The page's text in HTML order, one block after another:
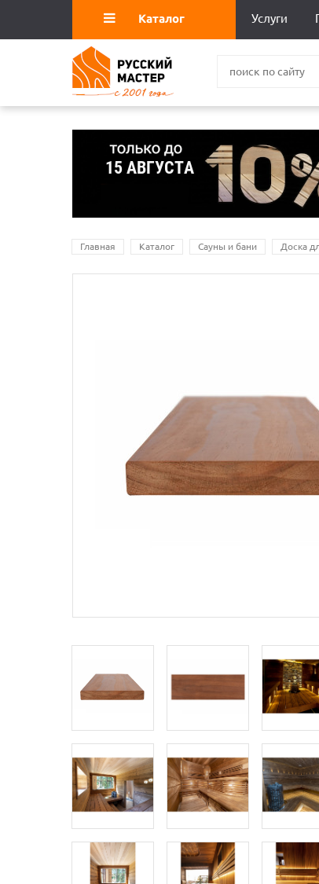
Каталог Услуги
Главная Каталог Сауны и бани Доска